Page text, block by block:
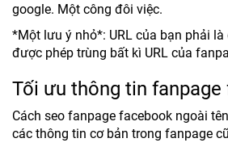
google. Một công đôi việc.
*Một lưu ý nhỏ*: URL của bạn phải
được phép trùng bất kì URL của
Tối ưu thông tin
Cách seo fanpage facebook ngoài
các thông tin cơ bản trong fanpage